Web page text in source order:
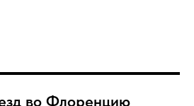
во Флоренцию